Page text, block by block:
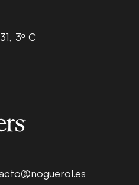
3º C